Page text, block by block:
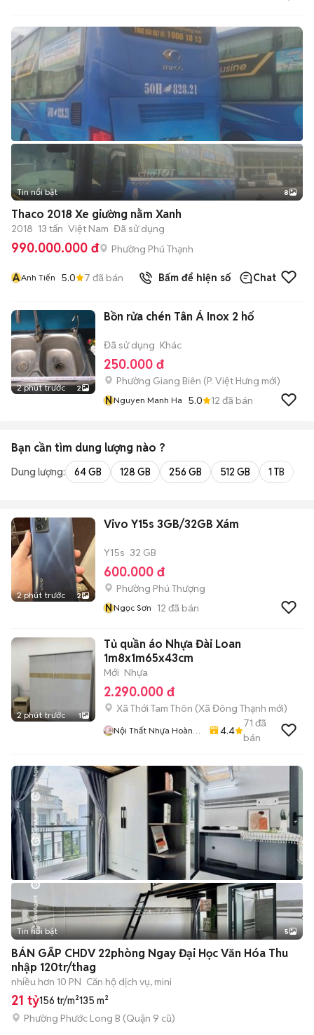
+2
Tin nổi bật 8
Thaco 2018 Xe giường nằm Xanh
2018 13 tấn Việt Nam Đã sử dụng
990.000.000 đ Phường Phú Thạnh
AAnh Tiến 5.0 7 đã bán Bấm để hiện số Chat
2 phút trước 2
Bồn rửa chén Tân Á Inox 2 hố
Đã sử dụng Khác
250.000 đ
Phường Giang Biên (P. Việt Hưng mới)
NNguyen Manh Ha 5.0 12 đã bán
Bạn cần tìm dung lượng nào ?
Dung lượng: 64 GB 128 GB 256 GB 512 GB 1 TB
2 phút trước 2
Vivo Y15s 3GB/32GB Xám
Y15s 32 GB
600.000 đ
Phường Phú Thượng
NNgọc Sơn 12 đã bán
2 phút trước 1
Tủ quần áo Nhựa Đài Loan
1m8x1m65x43cm
Mới Nhựa
2.290.000 đ
Xã Thới Tam Thôn (Xã Đông Thạnh mới)
Nội Thất Nhựa Hoàng
4.4
71 đã
bán
Tin nổi bật 5
BÁN GẤP CHDV 22phòng Ngay Đại Học Văn Hóa Thu
nhập 120tr/thag
nhiều hơn 10 PN Căn hộ dịch vụ, mini
21 tỷ156 tr/m²135 m²
Phường Phước Long B (Quận 9 cũ)